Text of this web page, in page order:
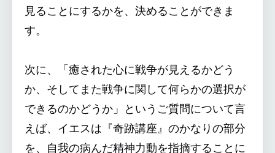
見ることにするかを、決めることができま
す。
次に、「癒された心に戦争が見えるかどう
か、そしてまた戦争に関して何らかの選択が
できるのかどうか」というご質問について言
えば、イエスは『奇跡講座』のかなりの部分
を、自我の病んだ精神力動を指摘することに